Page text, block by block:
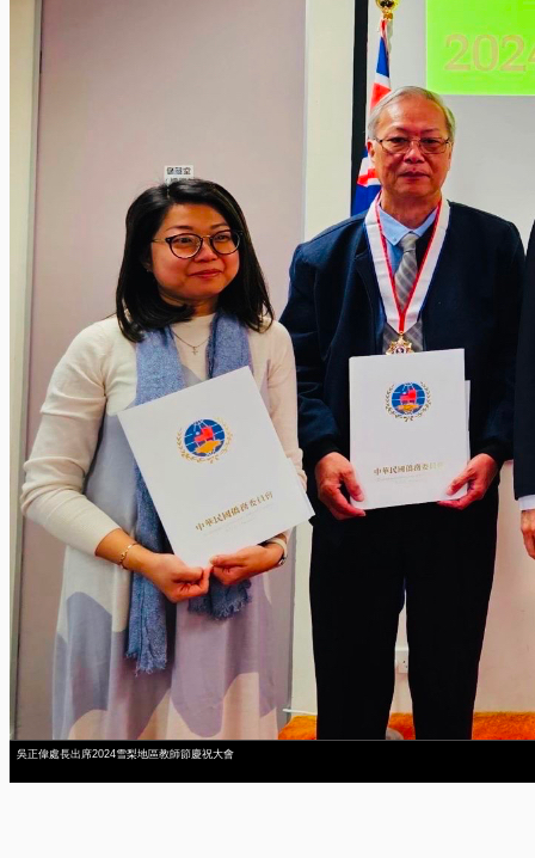
吳正偉處長出席2024雪梨地區教師節慶祝大會